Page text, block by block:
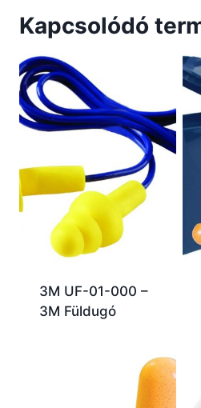
Kapcsolódó
3M UF-01-000 –
3M Füldugó